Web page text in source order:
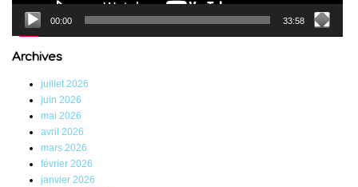
00:00 33:58
Archives
juillet 2026
juin 2026
mai 2026
avril 2026
mars 2026
février 2026
janvier 2026